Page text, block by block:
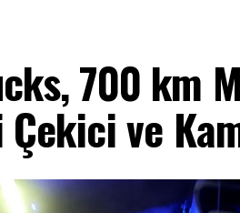
700 km
ve